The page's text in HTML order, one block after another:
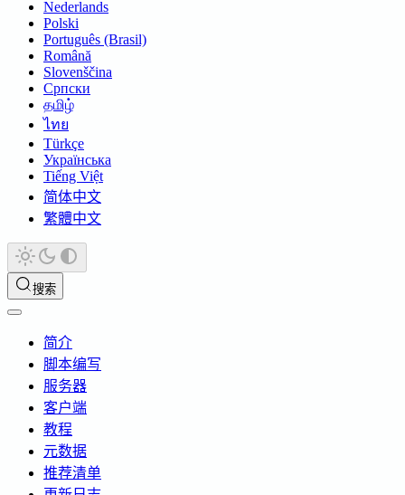
Nederlands
Polski
Português (Brasil)
Română
Slovenščina
Српски
தமிழ்
ไทย
Türkçe
Українська
Tiếng Việt
简体中文
繁體中文
搜索
简介
脚本编写
服务器
客户端
教程
元数据
推荐清单